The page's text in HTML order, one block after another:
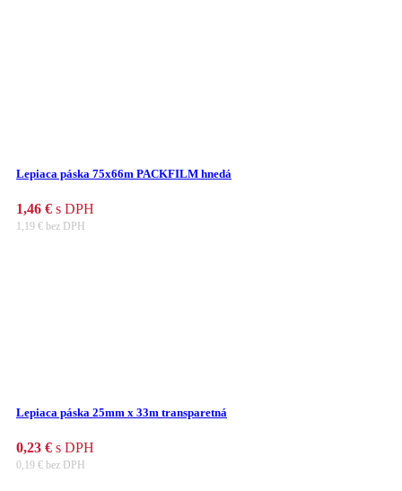
Lepiaca páska 75x66m PACKFILM hnedá
1,46 € s DPH
1,19 € bez DPH
Lepiaca páska 25mm x 33m transparetná
0,23 € s DPH
0,19 € bez DPH